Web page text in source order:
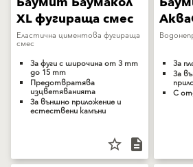
XL фугираща смес
Еластична циментова фугираща
смес
За фуги с широчина от 3 mm
до 15 mm
Предотвратява
изцветяванията
За външно приложение и
естествени камъни
star_border description
За
За
С